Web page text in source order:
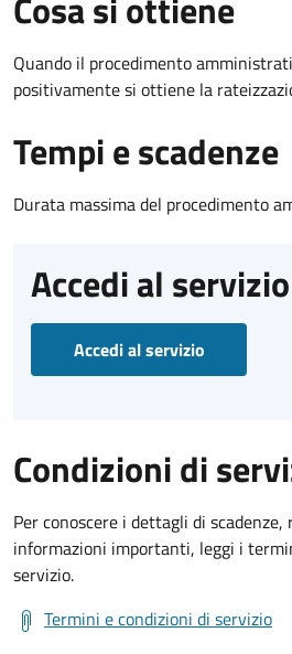
Quando il procedimento
positivamente si ottiene la
Tempi e scadenze
Durata massima del procedimento
Accedi al servizio
Accedi al servizio
Condizioni di
Per conoscere i dettagli di
informazioni importanti, leggi i
servizio.
Termini e condizioni di servizio